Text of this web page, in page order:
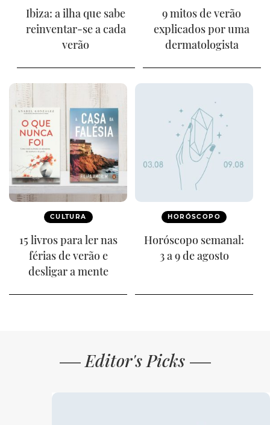
Ibiza: a ilha que sabe
reinventar-se a cada
verão
9 mitos de verão
explicados por uma
dermatologista
CULTURA
15 livros para ler nas
férias de verão e
desligar a mente
HORÓSCOPO
Horóscopo semanal:
3 a 9 de agosto
Editor's Picks